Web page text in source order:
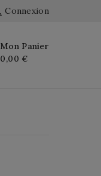
Connexion
Mon Panier
0,00 €